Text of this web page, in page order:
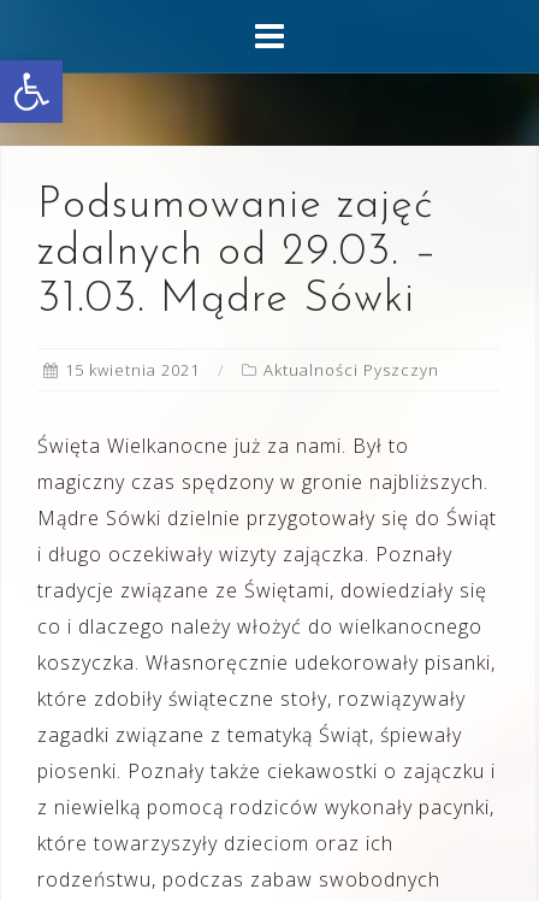
Otwórz pasek narzędzi
content
Podsumowanie zajęć
zdalnych od 29.03. –
31.03. Mądre Sówki
15 kwietnia 2021 Aktualności Pyszczyn
Święta Wielkanocne już za nami. Był to
magiczny czas spędzony w gronie najbliższych.
Mądre Sówki dzielnie przygotowały się do Świąt
i długo oczekiwały wizyty zajączka. Poznały
tradycje związane ze Świętami, dowiedziały się
co i dlaczego należy włożyć do wielkanocnego
koszyczka. Własnoręcznie udekorowały pisanki,
które zdobiły świąteczne stoły, rozwiązywały
zagadki związane z tematyką Świąt, śpiewały
piosenki. Poznały także ciekawostki o zajączku i
z niewielką pomocą rodziców wykonały pacynki,
które towarzyszyły dzieciom oraz ich
rodzeństwu, podczas zabaw swobodnych